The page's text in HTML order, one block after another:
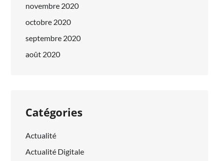
novembre 2020
octobre 2020
septembre 2020
août 2020
Catégories
Actualité
Actualité Digitale